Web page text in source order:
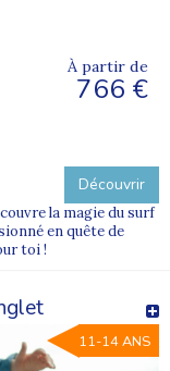
À partir de
766 €
Découvrir
la magie du surf
en quête de
toi !
11-14 ANS